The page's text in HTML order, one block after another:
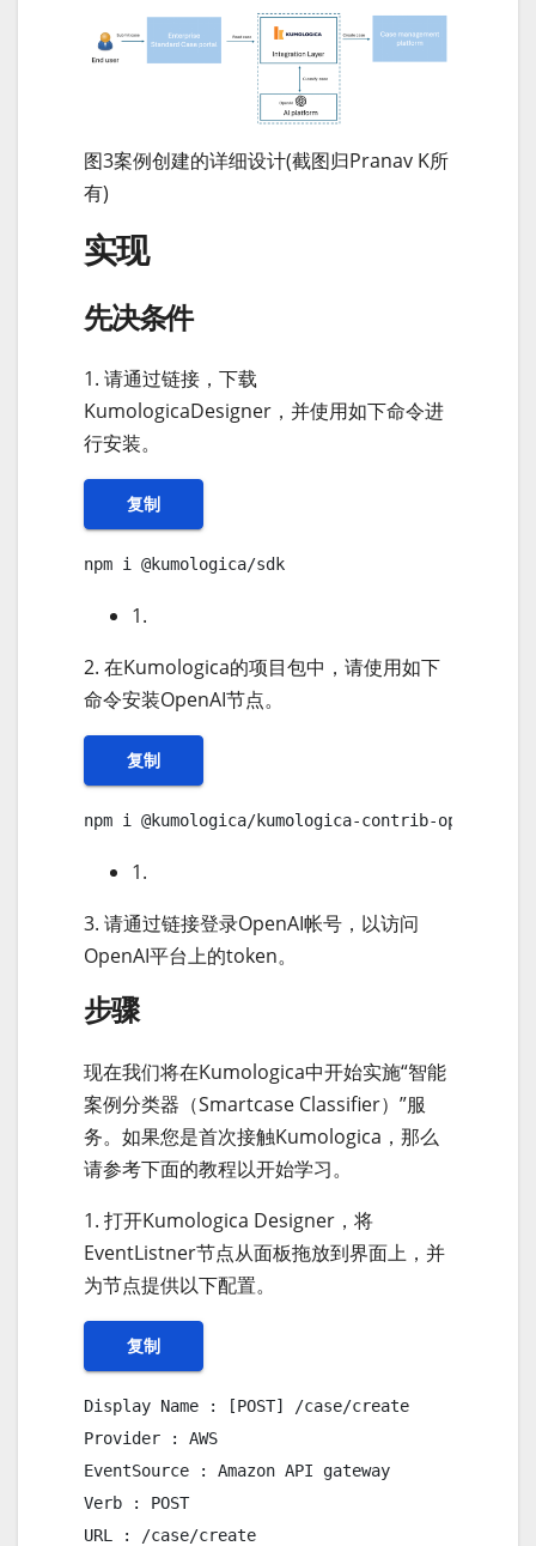
图3案例创建的详细设计(截图归Pranav K所
有)
实现
先决条件
1. 请通过链接，下载
KumologicaDesigner，并使用如下命令进
行安装。
复制
npm i @kumologica/sdk
1.
2. 在Kumologica的项目包中，请使用如下
命令安装OpenAI节点。
复制
npm i @kumologica/kumologica-contrib-openai
1.
3. 请通过链接登录OpenAI帐号，以访问
OpenAI平台上的token。
步骤
现在我们将在Kumologica中开始实施“智能
案例分类器（Smartcase Classifier）”服
务。如果您是首次接触Kumologica，那么
请参考下面的教程以开始学习。
1. 打开Kumologica Designer，将
EventListner节点从面板拖放到界面上，并
为节点提供以下配置。
复制
Display Name : [POST] /case/create
Provider : AWS
EventSource : Amazon API gateway
Verb : POST
URL : /case/create